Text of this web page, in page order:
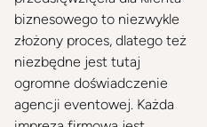
biznesowego to niezwykle
złożony proces, dlatego też
niezbędne jest tutaj
ogromne doświadczenie
agencji eventowej. Każda